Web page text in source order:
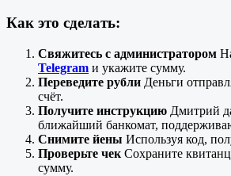
Как это сделать:
Свяжитесь с администратором
Telegram и укажите сумму.
Переведите рубли Деньги
счёт.
Получите инструкцию Дмитрий
ближайший банкомат,
Снимите йены Используя код,
Проверьте чек Сохраните
сумму.